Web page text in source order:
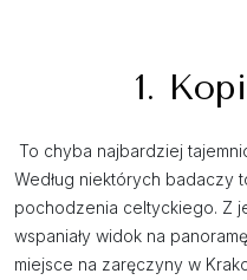
1.
To chyba najbardziej
Według niektórych badaczy
pochodzenia celtyckiego. Z
wspaniały widok na
miejsce na zaręczyny w